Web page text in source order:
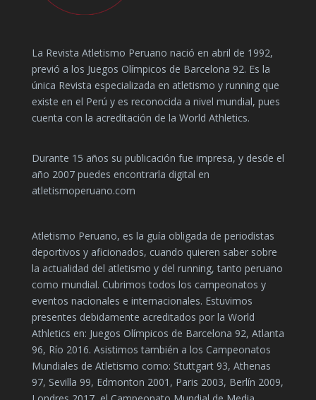
La Revista Atletismo Peruano nació en abril de 1992,
previó a los Juegos Olímpicos de Barcelona 92. Es la
única Revista especializada en atletismo y running que
existe en el Perú y es reconocida a nivel mundial, pues
cuenta con la acreditación de la World Athletics.
Durante 15 años su publicación fue impresa, y desde el
año 2007 puedes encontrarla digital en
atletismoperuano.com
Atletismo Peruano, es la guía obligada de periodistas
deportivos y aficionados, cuando quieren saber sobre
la actualidad del atletismo y del running, tanto peruano
como mundial. Cubrimos todos los campeonatos y
eventos nacionales e internacionales. Estuvimos
presentes debidamente acreditados por la World
Athletics en: Juegos Olímpicos de Barcelona 92, Atlanta
96, Río 2016. Asistimos también a los Campeonatos
Mundiales de Atletismo como: Stuttgart 93, Athenas
97, Sevilla 99, Edmonton 2001, Paris 2003, Berlín 2009,